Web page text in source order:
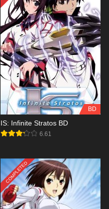
BD
IS: Infinite Stratos BD
6.61
COMPLETED